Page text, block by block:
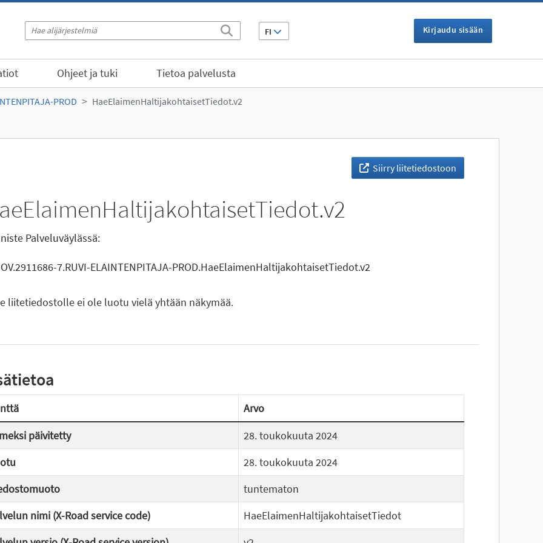
FI Kirjaudu sisään
Ohjeet ja tuki Tietoa palvelusta
PROD HaeElaimenHaltijakohtaisetTiedot.v2
Siirry liitetiedostoon
Palveluväylässä:
7.RUVI-ELAINTENPITAJA-PROD.HaeElaimenHaltijakohtaisetTiedot.v2
liitetiedostolle ei ole luotu vielä yhtään näkymää.
Arvo
päivitetty
28. toukokuuta 2024
28. toukokuuta 2024
tuntematon
nimi (X-Road service code)
HaeElaimenHaltijakohtaisetTiedot